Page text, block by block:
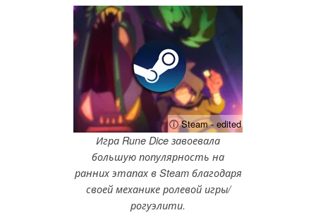
ⓘ Steam - edited
Игра Rune Dice завоевала
большую популярность на
ранних этапах в Steam благодаря
своей механике ролевой игры/
рогуэлити.